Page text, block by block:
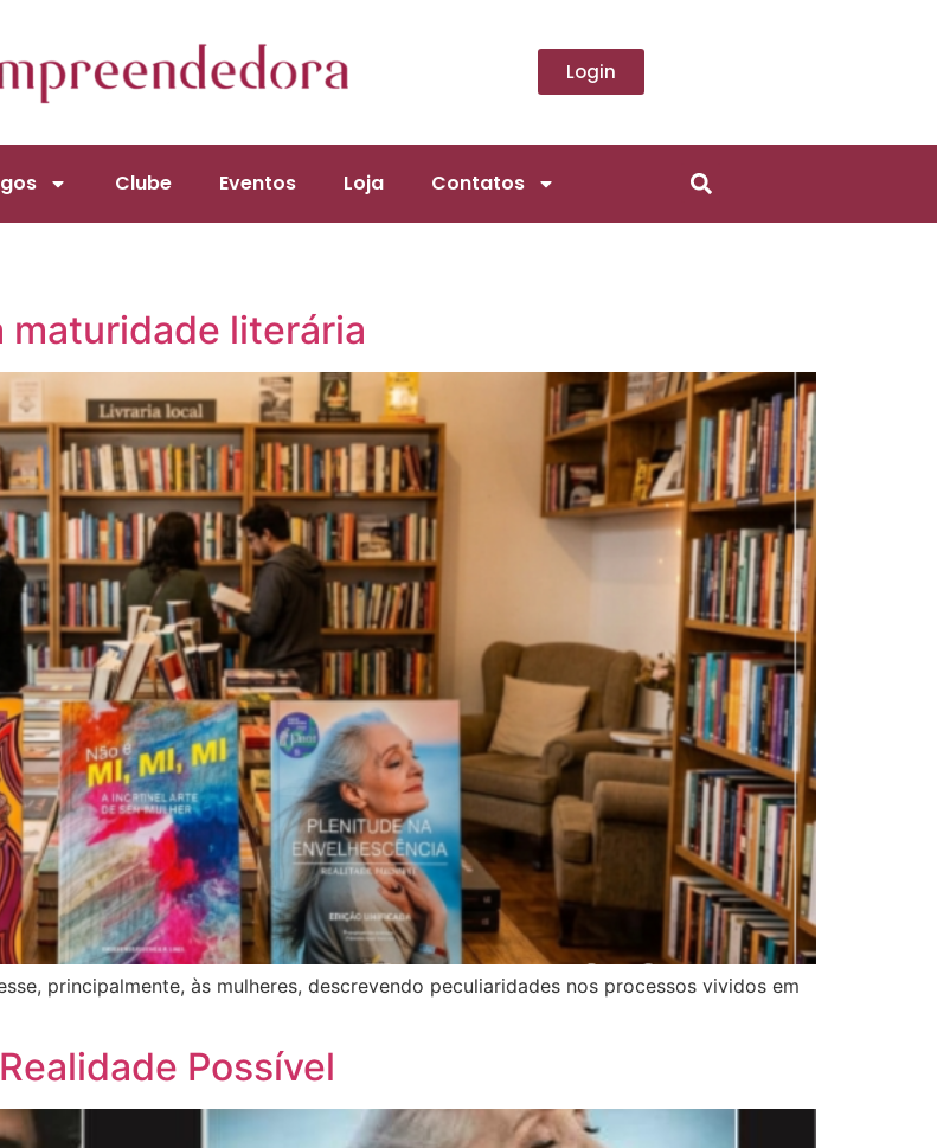
Login
Clube Eventos Loja Contatos
maturidade literária
principalmente, às mulheres, descrevendo peculiaridades nos processos vividos em
Possível